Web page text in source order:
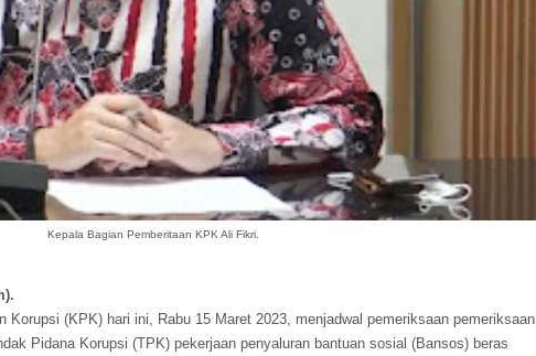
Kepala Bagian Pemberitaan KPK Ali Fikri.
Korupsi (KPK) hari ini, Rabu 15 Maret 2023, menjadwal pemeriksaan pemeriksaan
Pidana Korupsi (TPK) pekerjaan penyaluran bantuan sosial (Bansos) beras